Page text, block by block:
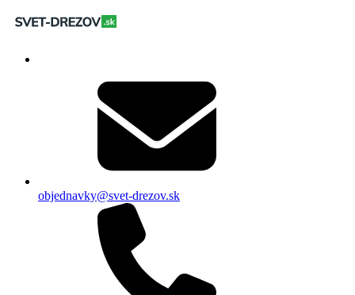
objednavky@svet-drezov.sk